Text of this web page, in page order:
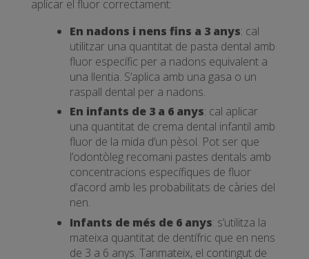
aplicar el fluor correctament:
En nadons i nens fins a 3 anys: cal
utilitzar una quantitat de pasta dental amb
fluor específic per a nadons equivalent a
una llentia. S’aplica amb una gasa o un
raspall dental per a nadons.
En infants de 3 a 6 anys: cal aplicar
una quantitat de crema dental infantil amb
fluor de la mida d’un pèsol. Pot ser que
l’odontòleg recomani pastes dentals amb
concentracions específiques de fluor
d’acord amb les probabilitats de càries del
nen.
Infants de més de 6 anys: s’utilitza la
mateixa quantitat de dentífric que en nens
de 3 a 6 anys. Tanmateix, el contingut de